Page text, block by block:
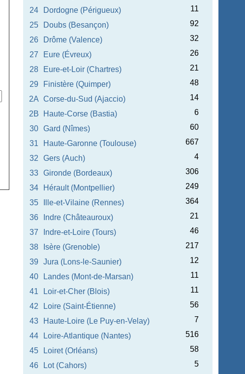
24
Dordogne (Périgueux)
11
25
Doubs (Besançon)
92
26
Drôme (Valence)
32
27
Eure (Évreux)
26
28
Eure-et-Loir (Chartres)
21
29
Finistère (Quimper)
48
2A
Corse-du-Sud (Ajaccio)
14
2B
Haute-Corse (Bastia)
6
30
Gard (Nîmes)
60
31
Haute-Garonne (Toulouse)
667
32
Gers (Auch)
4
33
Gironde (Bordeaux)
306
34
Hérault (Montpellier)
249
35
Ille-et-Vilaine (Rennes)
364
36
Indre (Châteauroux)
21
37
Indre-et-Loire (Tours)
46
38
Isère (Grenoble)
217
39
Jura (Lons-le-Saunier)
12
40
Landes (Mont-de-Marsan)
11
41
Loir-et-Cher (Blois)
11
42
Loire (Saint-Étienne)
56
43
Haute-Loire (Le Puy-en-Velay)
7
44
Loire-Atlantique (Nantes)
516
45
Loiret (Orléans)
58
46
Lot (Cahors)
5